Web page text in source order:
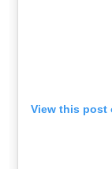
View this post